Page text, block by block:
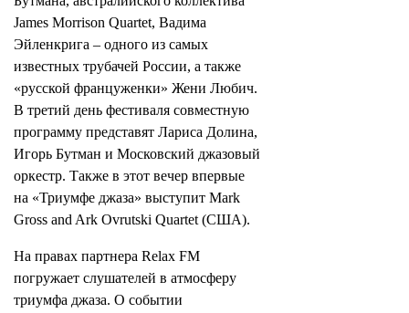
James Morrison Quartet, Вадима
Эйленкрига – одного из самых
известных трубачей России, а также
«русской француженки» Жени Любич.
В третий день фестиваля совместную
программу представят Лариса Долина,
Игорь Бутман и Московский джазовый
оркестр. Также в этот вечер впервые
на «Триумфе джаза» выступит Mark
Gross and Ark Ovrutski Quartet (США).
На правах партнера Relax FM
погружает слушателей в атмосферу
триумфа джаза. О событии